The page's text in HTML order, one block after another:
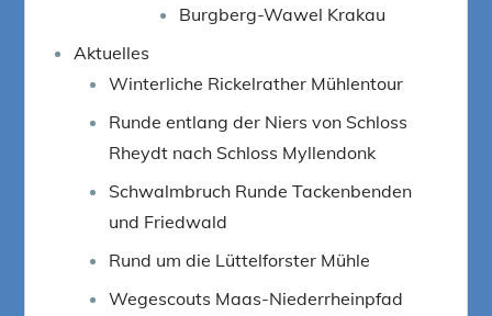
Burgberg-Wawel Krakau
Aktuelles
Winterliche Rickelrather Mühlentour
Runde entlang der Niers von Schloss
Rheydt nach Schloss Myllendonk
Schwalmbruch Runde Tackenbenden
und Friedwald
Rund um die Lüttelforster Mühle
Wegescouts Maas-Niederrheinpfad